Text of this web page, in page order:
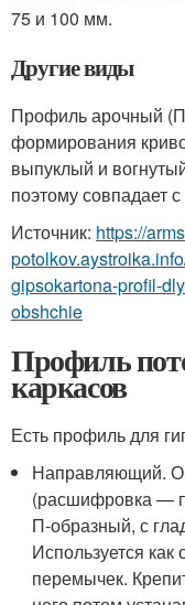
75 и 100 мм.
Другие виды
Профиль арочный
формирования
выпуклый и
поэтому совпадает
Источник: https://
gipsokartona-profil-
obshchie
Профиль
каркасов
Есть профиль для
Направляющий.
(расшифровка —
П-образный, с
Используется как
перемычек.